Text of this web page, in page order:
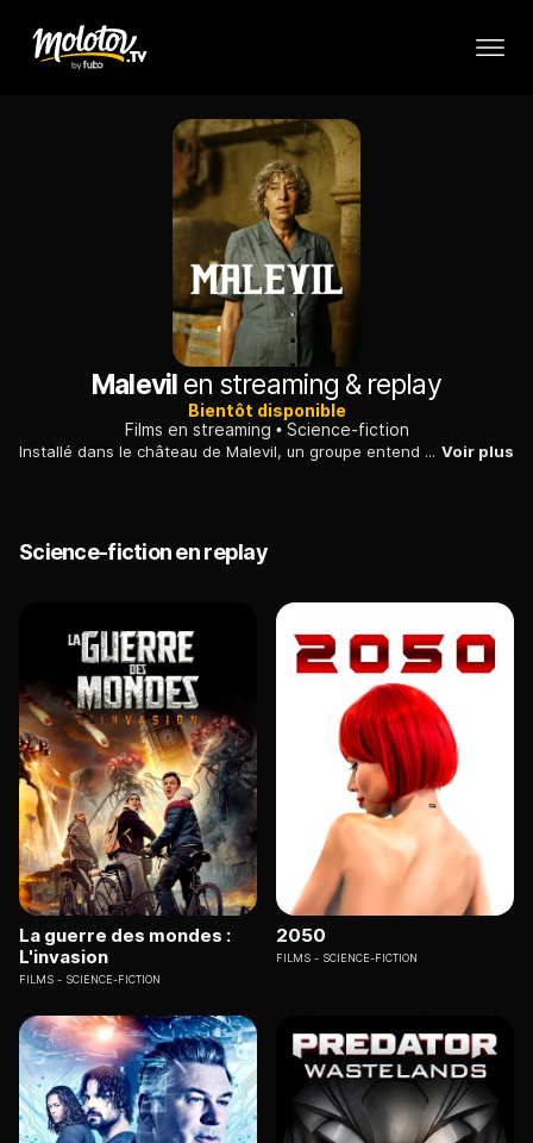
Malevilen streaming & replay
Bientôt disponible
Films en streaming
Science-fiction
Installé dans le château de Malevil, un groupe entend une explosion très forte. Il tente de sortir et découvre que la surface de la terre a été détruite. Voir plus
Science-fiction en replay
La guerre des mondes :
L'invasion
FILMS SCIENCE-FICTION
2050
FILMS SCIENCE-FICTION